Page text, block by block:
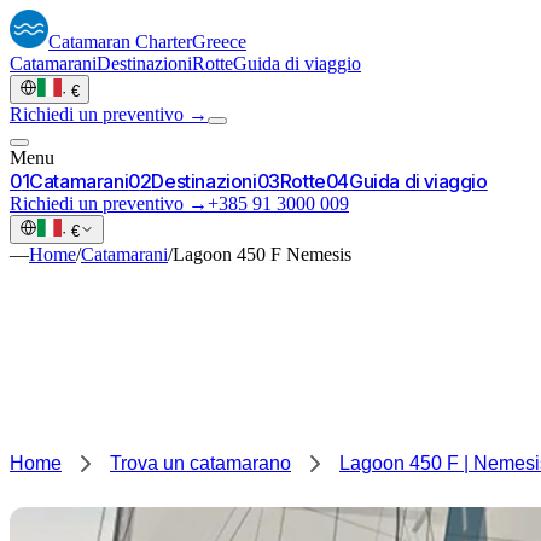
Catamaran CharterGreece
CatamaraniDestinazioniRotteGuida di viaggio
· €
Richiedi un preventivo →
Menu
01Catamarani02Destinazioni03Rotte04Guida di viaggio
Richiedi un preventivo →+385 91 3000 009
· €
—Home/Catamarani/Lagoon 450 F Nemesis
Home Trova un catamarano Lagoon 450 F |